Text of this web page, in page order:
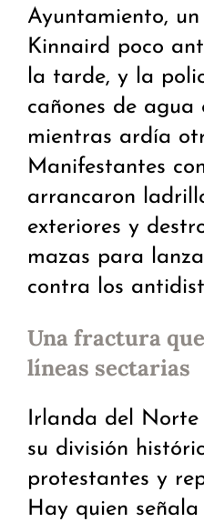
Ayuntamiento,
Kinnaird poco
la tarde, y la
cañones de agua
mientras ardía
Manifestantes
arrancaron
exteriores y
mazas para
contra los
Una fractura
líneas sectarias
Irlanda del
su división
protestantes y
Hay quien